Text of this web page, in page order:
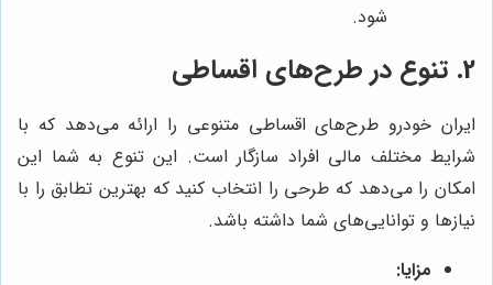
شود.
2. تنوع در طرح‌های اقساطی
ایران خودرو طرح‌های اقساطی متنوعی را ارائه می‌دهد که با
شرایط مختلف مالی افراد سازگار است. این تنوع به شما این
امکان را می‌دهد که طرحی را انتخاب کنید که بهترین تطابق را با
نیازها و توانایی‌های شما داشته باشد.
مزایا: